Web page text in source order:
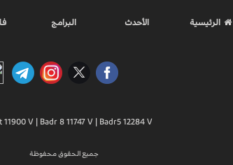
الرئيسية الأحدث البرامج
11900 V | Badr 8 11747 V | Badr5 12284 V
جميع الحقوق محفوظة